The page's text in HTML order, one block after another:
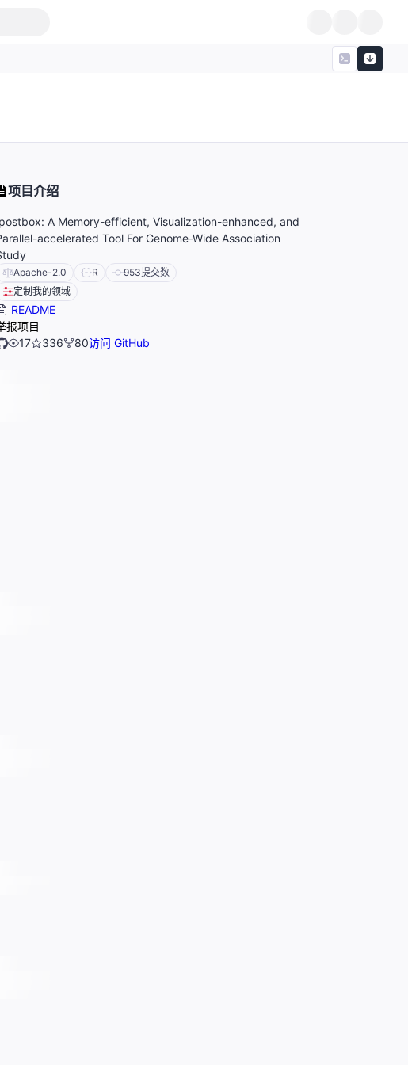
项目介绍
A Memory-efficient, Visualization-enhanced, and
accelerated Tool For Genome-Wide Association
Apache-2.0 R 953提交数
定制我的领域
README
报项目
17
336 80访问 GitHub